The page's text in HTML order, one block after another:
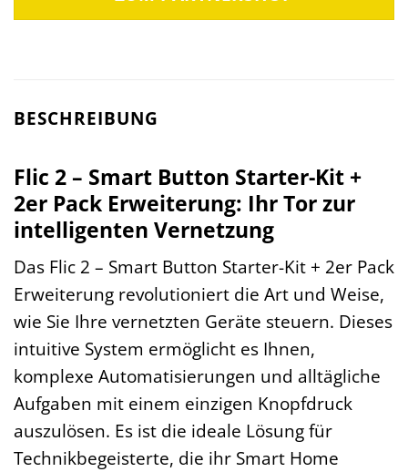
209,98 €159,20 €.
BESCHREIBUNG
Flic 2 – Smart Button Starter-Kit +
2er Pack Erweiterung: Ihr Tor zur
intelligenten Vernetzung
Das Flic 2 – Smart Button Starter-Kit + 2er Pack
Erweiterung revolutioniert die Art und Weise,
wie Sie Ihre vernetzten Geräte steuern. Dieses
intuitive System ermöglicht es Ihnen,
komplexe Automatisierungen und alltägliche
Aufgaben mit einem einzigen Knopfdruck
auszulösen. Es ist die ideale Lösung für
Technikbegeisterte, die ihr Smart Home